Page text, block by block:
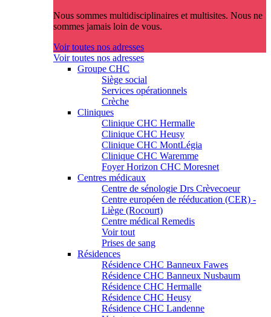
Nous sommes multidisciplinaires et multisites. Nous ne
sommes jamais loin de vous.
Voir toutes nos adresses
Voir toutes nos adresses
Groupe CHC
Siège social
Services opérationnels
Crèche
Cliniques
Clinique CHC Hermalle
Clinique CHC Heusy
Clinique CHC MontLégia
Clinique CHC Waremme
Foyer Horizon CHC Moresnet
Centres médicaux
Centre de sénologie Drs Crèvecoeur
Centre européen de rééducation (CER) -
Liège (Rocourt)
Centre médical Remedis
Voir tout
Prises de sang
Résidences
Résidence CHC Banneux Fawes
Résidence CHC Banneux Nusbaum
Résidence CHC Hermalle
Résidence CHC Heusy
Résidence CHC Landenne